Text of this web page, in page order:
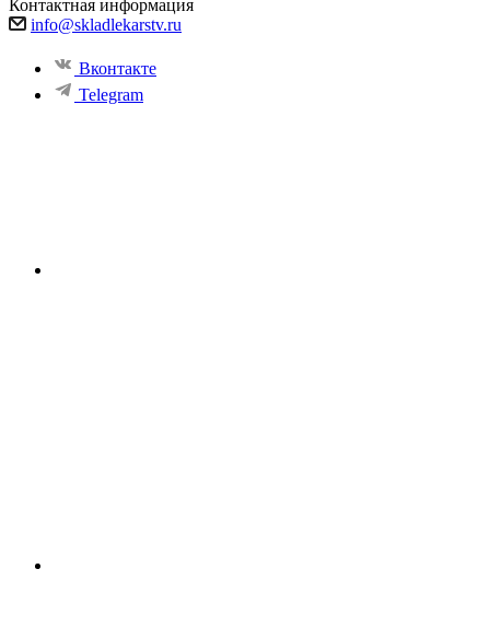
Контактная информация
info@skladlekarstv.ru
Вконтакте
Telegram